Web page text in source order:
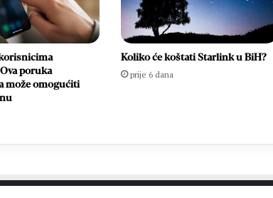
poruka
može omogućiti
Koliko će koštati Starlink u BiH?
prije 6 dana